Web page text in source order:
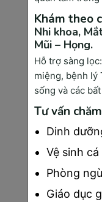
●
Tuần
○
Khám theo
Nhi khoa,
Mũi – Họng.
Hỗ trợ sàng
miệng, bệnh lý
sống và các
Tư vấn
Dinh
Vệ sinh
Phòng
Giáo dục